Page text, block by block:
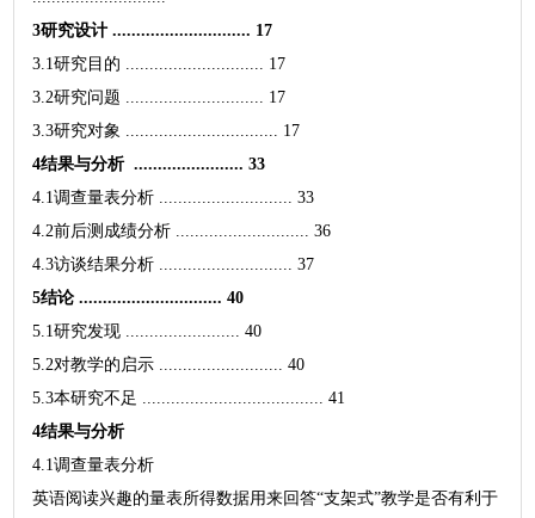
3研究设计 ............................. 17
3.1研究目的 ............................. 17
3.2研究问题 ............................. 17
3.3研究对象 ................................ 17
4结果与分析 ....................... 33
4.1调查量表分析 ............................ 33
4.2前后测成绩分析 ............................ 36
4.3访谈结果分析 ............................ 37
5结论 .............................. 40
5.1研究发现 ........................ 40
5.2对教学的启示 .......................... 40
5.3本研究不足 ...................................... 41
4结果与分析
4.1调查量表分析
英语阅读兴趣的量表所得数据用来回答“支架式”教学是否有利于